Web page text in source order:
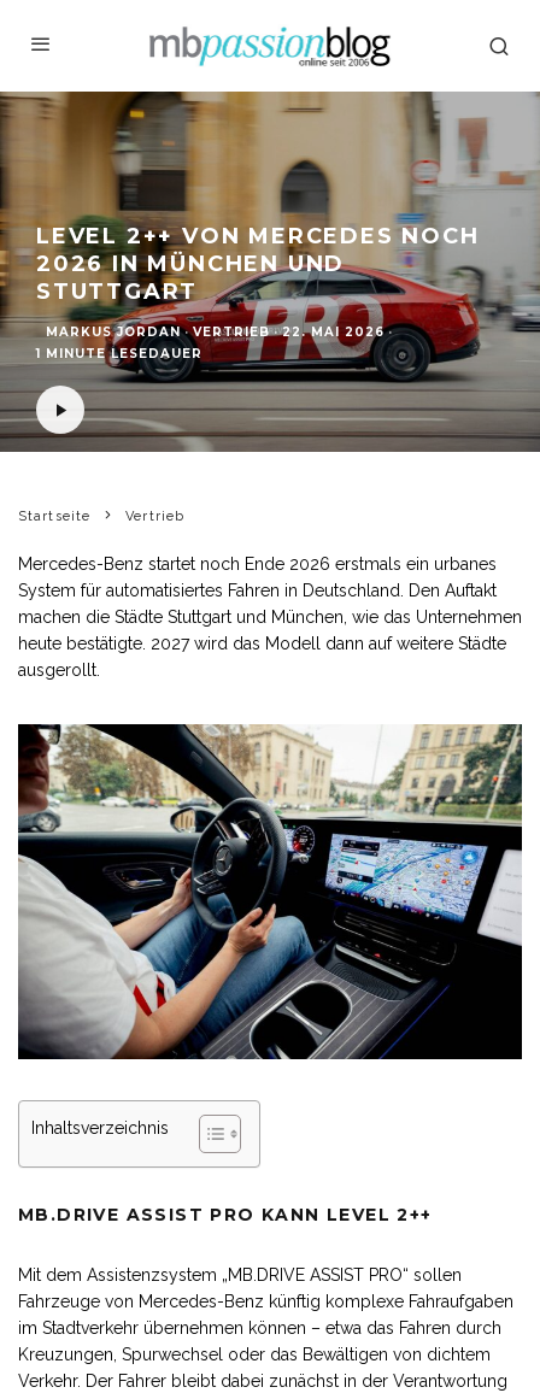
LEVEL 2++ VON MERCEDES NOCH
2026 IN MÜNCHEN UND
STUTTGART
MARKUS JORDAN · VERTRIEB · 22. MAI 2026 ·
1 MINUTE LESEDAUER
Startseite Vertrieb
Mercedes-Benz startet noch Ende 2026 erstmals ein urbanes
System für automatisiertes Fahren in Deutschland. Den Auftakt
machen die Städte Stuttgart und München, wie das Unternehmen
heute bestätigte. 2027 wird das Modell dann auf weitere Städte
ausgerollt.
Inhaltsverzeichnis
MB.DRIVE ASSIST PRO KANN LEVEL 2++
Mit dem Assistenzsystem „MB.DRIVE ASSIST PRO“ sollen
Fahrzeuge von Mercedes-Benz künftig komplexe Fahraufgaben
im Stadtverkehr übernehmen können – etwa das Fahren durch
Kreuzungen, Spurwechsel oder das Bewältigen von dichtem
Verkehr. Der Fahrer bleibt dabei zunächst in der Verantwortung